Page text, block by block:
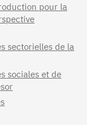
pour la
sectorielles de la
sociales et de